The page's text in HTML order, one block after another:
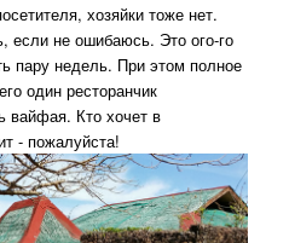
хозяйки тоже нет.
если не ошибаюсь. Это ого-го
пару недель. При этом полное
один ресторанчик
вайфая. Кто хочет в
- пожалуйста!